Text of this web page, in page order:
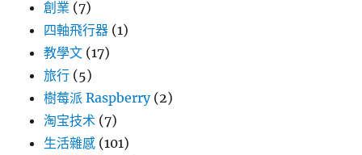
創業 (7)
四軸飛行器 (1)
教學文 (17)
旅行 (5)
樹莓派 Raspberry(2)
淘宝技术 (7)
生活雜感 (101)